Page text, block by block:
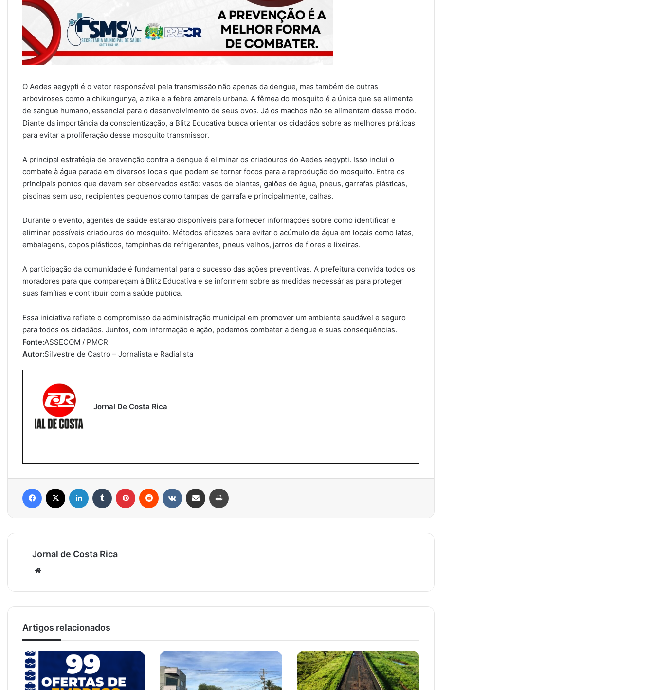
O Aedes aegypti é o vetor responsável pela transmissão não apenas da dengue, mas também de outras
arboviroses como a chikungunya, a zika e a febre amarela urbana. A fêmea do mosquito é a única que se alimenta
de sangue humano, essencial para o desenvolvimento de seus ovos. Já os machos não se alimentam desse modo.
Diante da importância da conscientização, a Blitz Educativa busca orientar os cidadãos sobre as melhores práticas
para evitar a proliferação desse mosquito transmissor.
A principal estratégia de prevenção contra a dengue é eliminar os criadouros do Aedes aegypti. Isso inclui o
combate à água parada em diversos locais que podem se tornar focos para a reprodução do mosquito. Entre os
principais pontos que devem ser observados estão: vasos de plantas, galões de água, pneus, garrafas plásticas,
piscinas sem uso, recipientes pequenos como tampas de garrafa e principalmente, calhas.
Durante o evento, agentes de saúde estarão disponíveis para fornecer informações sobre como identificar e
eliminar possíveis criadouros do mosquito. Métodos eficazes para evitar o acúmulo de água em locais como latas,
embalagens, copos plásticos, tampinhas de refrigerantes, pneus velhos, jarros de flores e lixeiras.
A participação da comunidade é fundamental para o sucesso das ações preventivas. A prefeitura convida todos os
moradores para que compareçam à Blitz Educativa e se informem sobre as medidas necessárias para proteger
suas famílias e contribuir com a saúde pública.
Essa iniciativa reflete o compromisso da administração municipal em promover um ambiente saudável e seguro
para todos os cidadãos. Juntos, com informação e ação, podemos combater a dengue e suas consequências.
Fonte:ASSECOM / PMCR
Autor:Silvestre de Castro – Jornalista e Radialista
Jornal De Costa Rica
Facebook Linkedin Tumblr Pinterest Reddit Compartilhar via e-mail
Jornal de Costa Rica
Artigos relacionados